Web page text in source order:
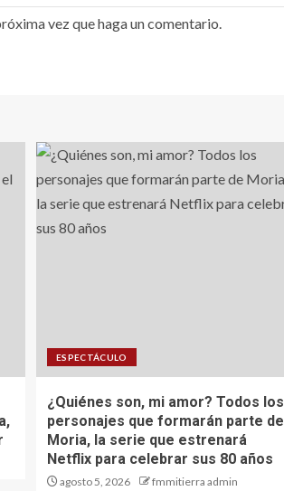
vez que haga un comentario.
ESPECTÁCULO
¿Quiénes son, mi amor? Todos los
personajes que formarán parte de
Moria, la serie que estrenará
Netflix para celebrar sus 80 años
agosto 5, 2026 fmmitierra admin